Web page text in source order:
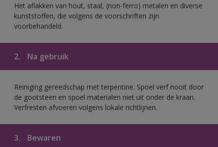
Het aflakken van hout, staal, (non-ferro) metalen en diverse
kunststoffen, die volgens de voorschriften zijn
voorbehandeld.
2. Na gebruik
Reiniging gereedschap met terpentine. Spoel verf nooit door
de gootsteen en spoel materialen niet uit onder de kraan.
Verfresten afvoeren volgens lokale richtlijnen.
3. Bewaren